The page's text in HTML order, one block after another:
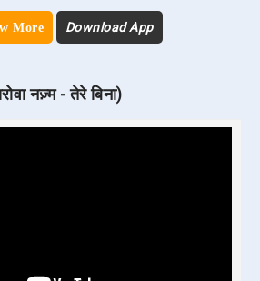
More Download App
नज़्म - तेरे बिना)